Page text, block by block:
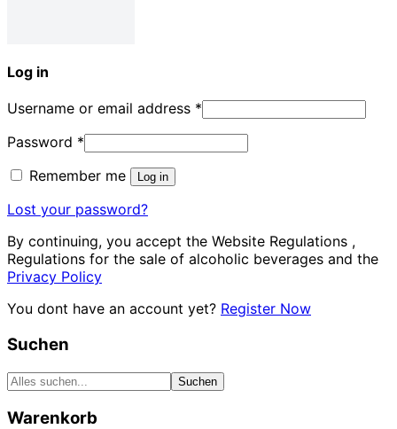
Log in
Username or email address *
Password *
Remember me
Log in
Lost your password?
By continuing, you accept the Website Regulations ,
Regulations for the sale of alcoholic beverages and the
Privacy Policy
You dont have an account yet? Register Now
Suchen
Suchen
Warenkorb